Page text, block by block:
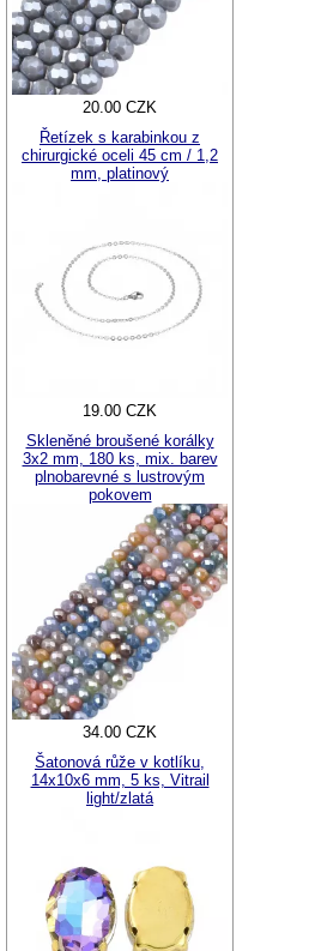
20.00 CZK
Řetízek s karabinkou z
chirurgické oceli 45 cm / 1,2
mm, platinový
19.00 CZK
Skleněné broušené korálky
3x2 mm, 180 ks, mix. barev
plnobarevné s lustrovým
pokovem
34.00 CZK
Šatonová růže v kotlíku,
14x10x6 mm, 5 ks, Vitrail
light/zlatá